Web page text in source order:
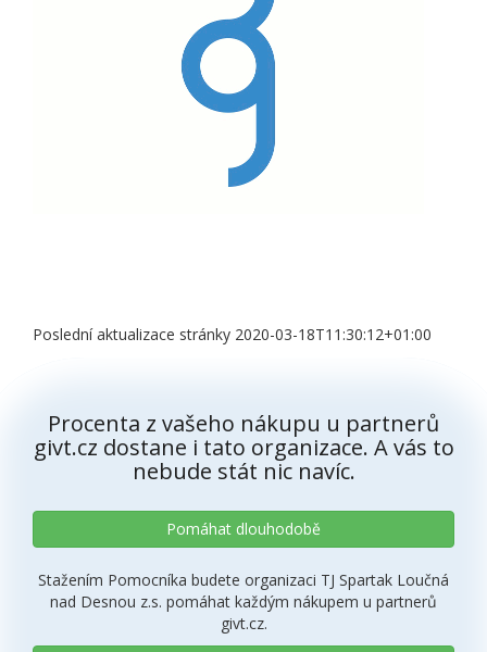
Poslední aktualizace stránky 2020-03-18T11:30:12+01:00
Procenta z vašeho nákupu u partnerů
givt.cz dostane i tato organizace. A vás to
nebude stát nic navíc.
Pomáhat dlouhodobě
Stažením Pomocníka budete organizaci TJ Spartak Loučná
nad Desnou z.s. pomáhat každým nákupem u partnerů
givt.cz.